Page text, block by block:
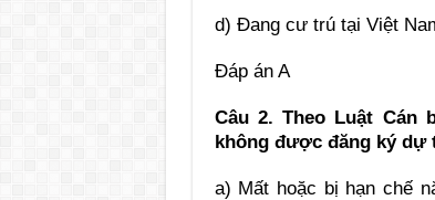
d) Đang cư trú tại Việt
Đáp án A
Câu 2. Theo Luật Cán
không được đăng ký dự
a) Mất hoặc bị hạn chế